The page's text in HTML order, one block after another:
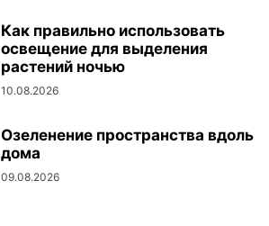
Как правильно использовать
освещение для выделения
растений ночью
10.08.2026
Озеленение пространства вдоль
дома
09.08.2026